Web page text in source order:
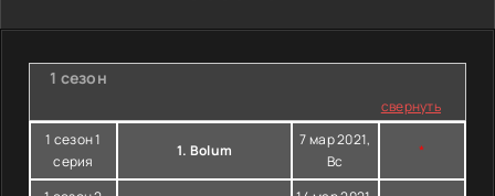
1 сезон
свернуть
1 сезон 1
серия
1. Bolum
7 мар 2021,
Вс
*